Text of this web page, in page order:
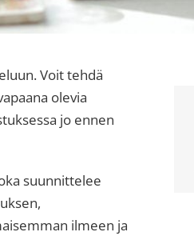
Voit tehdä
olevia
jo ennen
suunnittelee
ilmeen ja